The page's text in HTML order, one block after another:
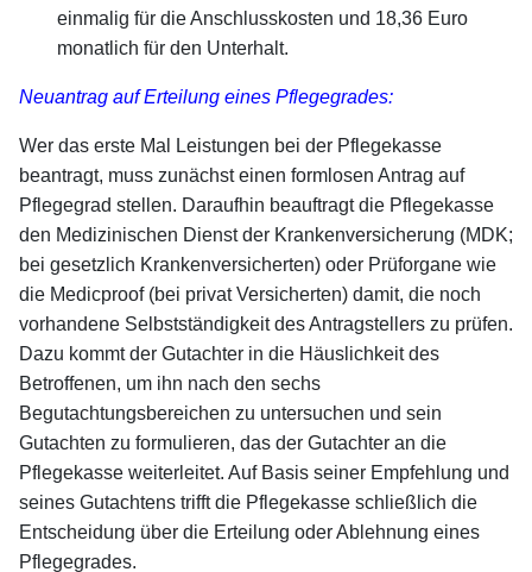
einmalig für die Anschlusskosten und 18,36 Euro
monatlich für den Unterhalt.
Neuantrag auf Erteilung eines Pflegegrades:
Wer das erste Mal Leistungen bei der Pflegekasse
beantragt, muss zunächst einen formlosen Antrag auf
Pflegegrad stellen. Daraufhin beauftragt die Pflegekasse
den Medizinischen Dienst der Krankenversicherung (MDK;
bei gesetzlich Krankenversicherten) oder Prüforgane wie
die Medicproof (bei privat Versicherten) damit, die noch
vorhandene Selbstständigkeit des Antragstellers zu prüfen.
Dazu kommt der Gutachter in die Häuslichkeit des
Betroffenen, um ihn nach den sechs
Begutachtungsbereichen zu untersuchen und sein
Gutachten zu formulieren, das der Gutachter an die
Pflegekasse weiterleitet. Auf Basis seiner Empfehlung und
seines Gutachtens trifft die Pflegekasse schließlich die
Entscheidung über die Erteilung oder Ablehnung eines
Pflegegrades.